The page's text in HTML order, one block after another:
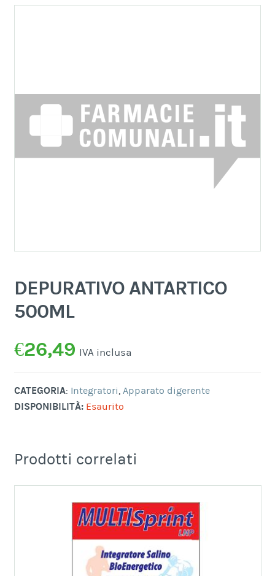
DEPURATIVO ANTARTICO
500ML
€26,49 IVA inclusa
CATEGORIA: Integratori, Apparato digerente
DISPONIBILITÀ: Esaurito
Prodotti correlati